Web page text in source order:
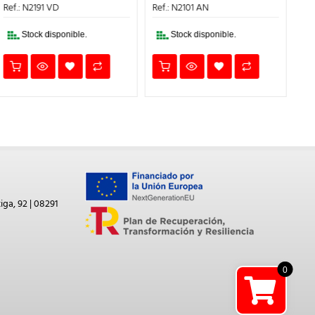
ERA:
Ref.: N2101 AN
Stock disponible.
21,11€.
92 | 08291
0